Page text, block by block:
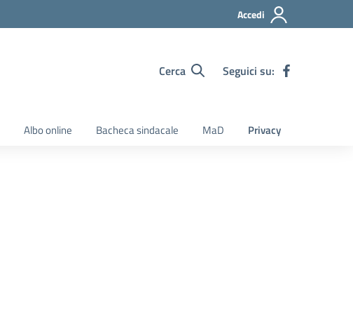
Accedi
Cerca Seguici su:
Albo online Bacheca sindacale MaD Privacy